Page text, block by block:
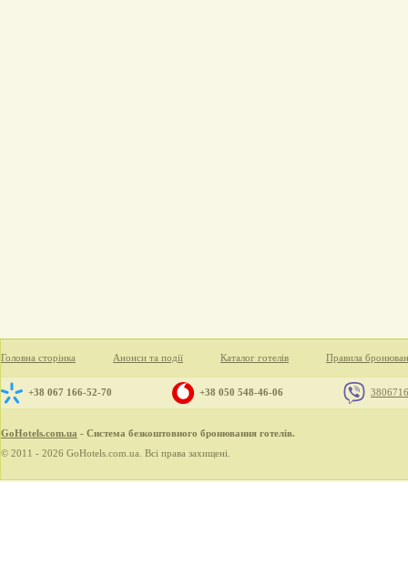
Головна сторінка Анонси та події Каталог готелів Правила
+38 067 166-52-70 +38 050 548-46-06
GoHotels.com.ua - Система безкоштовного бронювання готелів.
© 2011 - 2026 GoHotels.com.ua. Всі права захищені.